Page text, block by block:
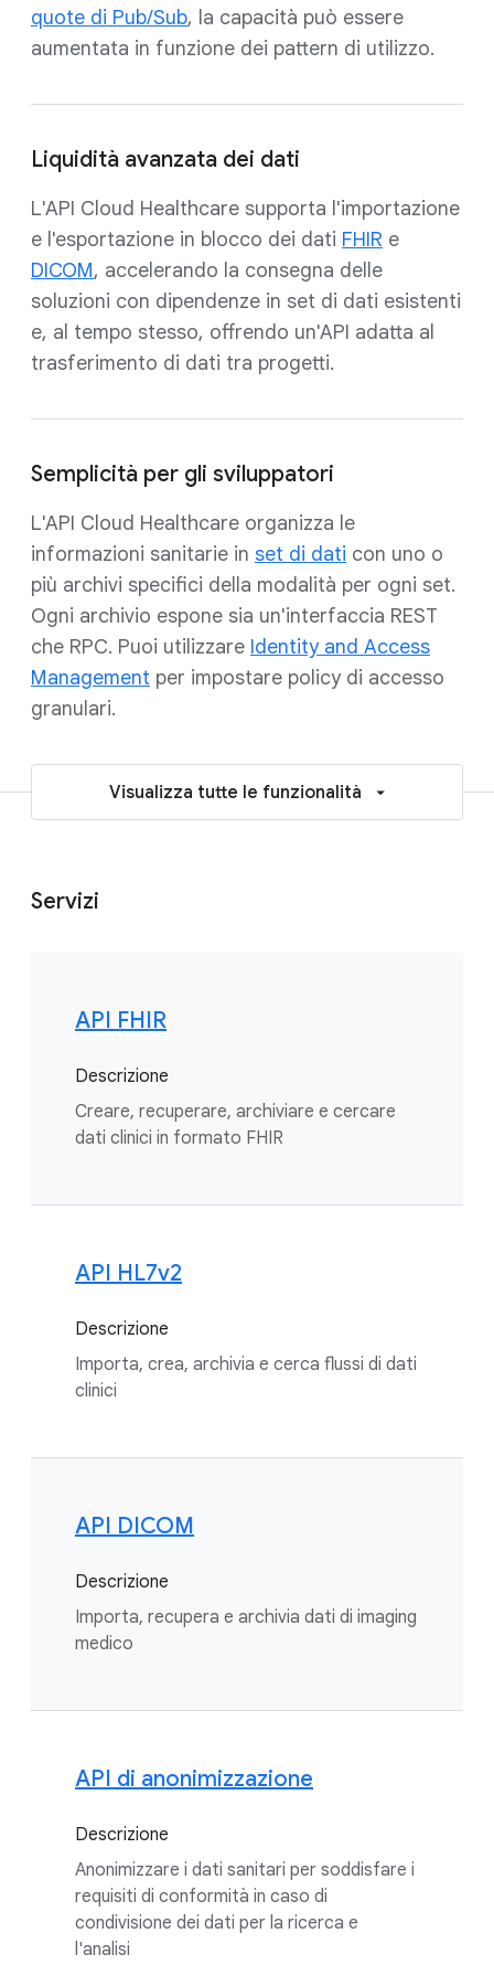
quote di Pub/Sub, la capacità può essere
aumentata in funzione dei pattern di utilizzo.
Liquidità avanzata dei dati
L'API Cloud Healthcare supporta l'importazione
e l'esportazione in blocco dei dati FHIR e
DICOM, accelerando la consegna delle
soluzioni con dipendenze in set di dati esistenti
e, al tempo stesso, offrendo un'API adatta al
trasferimento di dati tra progetti.
Semplicità per gli sviluppatori
L'API Cloud Healthcare organizza le
informazioni sanitarie in set di dati con uno o
più archivi specifici della modalità per ogni set.
Ogni archivio espone sia un'interfaccia REST
che RPC. Puoi utilizzare Identity and Access
Management per impostare policy di accesso
granulari.
Visualizza tutte le funzionalità
Servizi
API FHIR
Descrizione
Creare, recuperare, archiviare e cercare
dati clinici in formato FHIR
API HL7v2⁠
Descrizione
Importa, crea, archivia e cerca flussi di dati
clinici
API DICOM
Descrizione
Importa, recupera e archivia dati di imaging
medico
API di anonimizzazione
Descrizione
Anonimizzare i dati sanitari per soddisfare i
requisiti di conformità in caso di
condivisione dei dati per la ricerca e
l'analisi